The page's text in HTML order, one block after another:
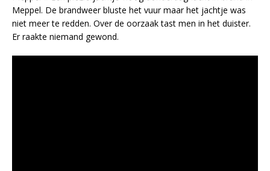
Meppel. De brandweer bluste het vuur maar het jachtje was
niet meer te redden. Over de oorzaak tast men in het duister.
Er raakte niemand gewond.